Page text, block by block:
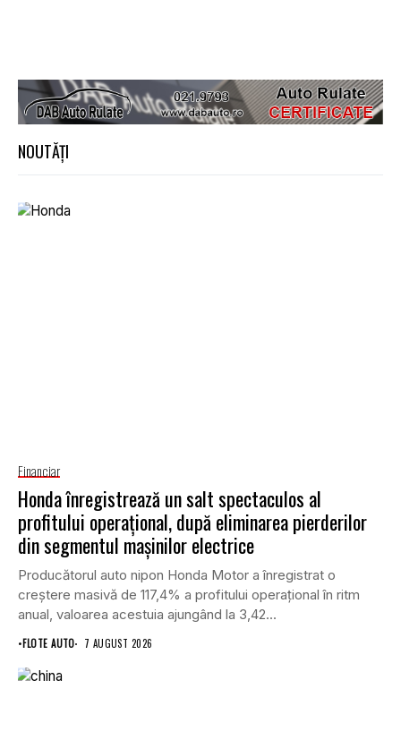
NOUTĂȚI
Financiar
Honda înregistrează un salt spectaculos al
profitului operațional, după eliminarea pierderilor
din segmentul mașinilor electrice
Producătorul auto nipon Honda Motor a înregistrat o
creștere masivă de 117,4% a profitului operațional în ritm
anual, valoarea acestuia ajungând la 3,42...
•FLOTE AUTO 7 AUGUST 2026